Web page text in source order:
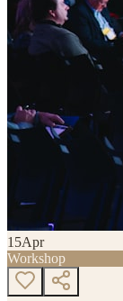
15Apr
Workshop